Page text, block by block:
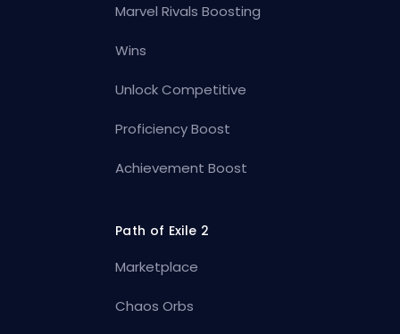
Marvel Rivals Boosting
Wins
Unlock Competitive
Proficiency Boost
Achievement Boost
Path of Exile 2
Marketplace
Chaos Orbs